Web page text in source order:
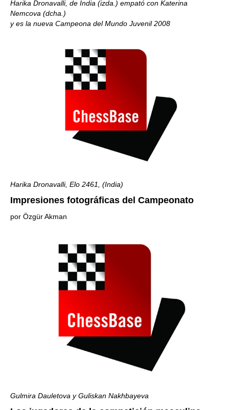
Harika Dronavalli, de India (izda.) empató con Katerina
Nemcova (dcha.)
y es la nueva Campeona del Mundo Juvenil 2008
Harika Dronavalli, Elo 2461, (India)
Impresiones fotográficas del Campeonato
por Özgür Akman
Gulmira Dauletova y Guliskan Nakhbayeva